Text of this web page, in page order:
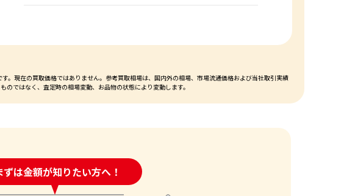
現在の買取価格ではありません。参考買取相場は、国内外の相場、市場流通価格および当社取引実績
ではなく、査定時の相場変動、お品物の状態により変動します。
ずは金額が知りたい方へ！
受付中!問い合わせフォーム